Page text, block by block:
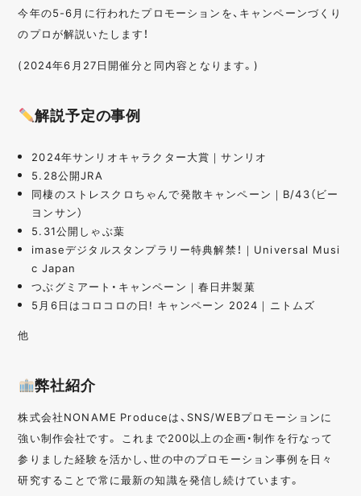
今年の5-6月に行われたプロモーションを、キャンペーンづくり
のプロが解説いたします！
(2024年6月27日開催分と同内容となります。)
解説予定の事例
2024年サンリオキャラクター大賞｜サンリオ
5.28公開JRA
同棲のストレスクロちゃんで発散キャンペーン｜B/43（ビー
ヨンサン）
5.31公開しゃぶ葉
imaseデジタルスタンプラリー特典解禁！｜Universal Musi
c Japan
つぶグミアート・キャンペーン｜春日井製菓
5月6日はコロコロの日! キャンペーン 2024｜ニトムズ
他
弊社紹介
株式会社NONAME Produceは、SNS/WEBプロモーションに
強い制作会社です。 これまで200以上の企画・制作を行なって
参りました経験を活かし、世の中のプロモーション事例を日々
研究することで常に最新の知識を発信し続けています。